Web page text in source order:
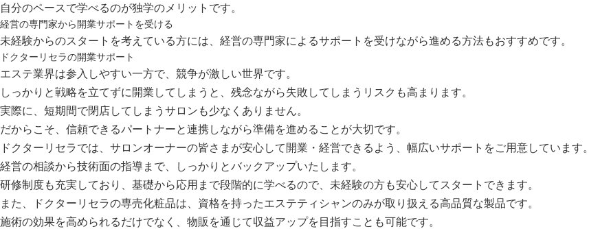
自分のペースで学べるのが独学のメリットです。
経営の専門家から開業サポートを受ける
未経験からのスタートを考えている方には、経営の専門家によるサポートを受けながら進める方法もおすすめです。
ドクターリセラの開業サポート
エステ業界は参入しやすい一方で、競争が激しい世界です。
しっかりと戦略を立てずに開業してしまうと、残念ながら失敗してしまうリスクも高まります。
実際に、短期間で閉店してしまうサロンも少なくありません。
だからこそ、信頼できるパートナーと連携しながら準備を進めることが大切です。
ドクターリセラでは、サロンオーナーの皆さまが安心して開業・経営できるよう、幅広いサポートをご用意しています。
経営の相談から技術面の指導まで、しっかりとバックアップいたします。
研修制度も充実しており、基礎から応用まで段階的に学べるので、未経験の方も安心してスタートできます。
また、ドクターリセラの専売化粧品は、資格を持ったエステティシャンのみが取り扱える高品質な製品です。
施術の効果を高められるだけでなく、物販を通じて収益アップを目指すことも可能です。